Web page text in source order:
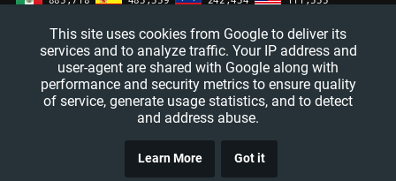
— All rights reserved
This site uses cookies from Google to deliver its
services and to analyze traffic. Your IP address and
user-agent are shared with Google along with
performance and security metrics to ensure quality
of service, generate usage statistics, and to detect
and address abuse.
Learn More Got it